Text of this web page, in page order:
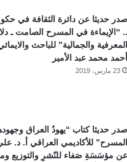
صدر حديثا عن دائرة الثقافة في
.. “الإيماءة في المسرح الصامت ـ
المعرفية والجمالية” للباحث
أحمد محمد عبد الأمير
23 مارس، 2019
صدر حديثا كتاب “يهودُ العراق
المسرح” للأكاديمي العراقي أ. د.
عن مؤسَسَةِ صَفاء للنّشرِ والتوزيع